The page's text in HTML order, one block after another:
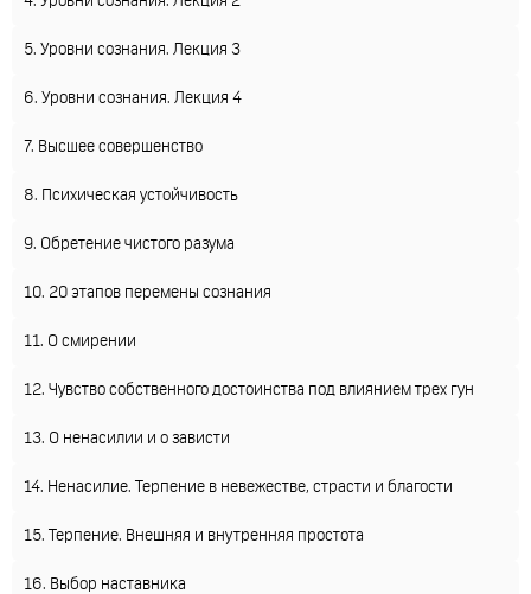
5. Уровни сознания. Лекция 3
6. Уровни сознания. Лекция 4
7. Высшее совершенство
8. Психическая устойчивость
9. Обретение чистого разума
10. 20 этапов перемены сознания
11. О смирении
12. Чувство собственного достоинства под влиянием трех гун
13. О ненасилии и о зависти
14. Ненасилие. Терпение в невежестве, страсти и благости
15. Терпение. Внешняя и внутренняя простота
16. Выбор наставника